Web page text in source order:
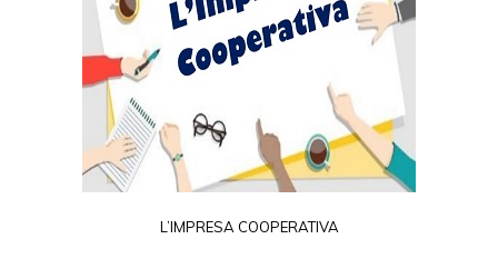
L’IMPRESA COOPERATIVA